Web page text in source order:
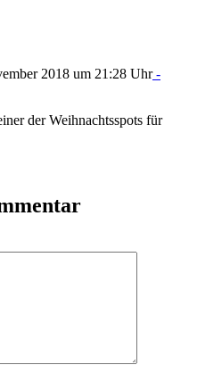
2018 um 21:28 Uhr-
der Weihnachtsspots für